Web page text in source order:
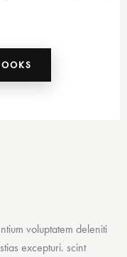
voluptatem deleniti
excepturi. scint